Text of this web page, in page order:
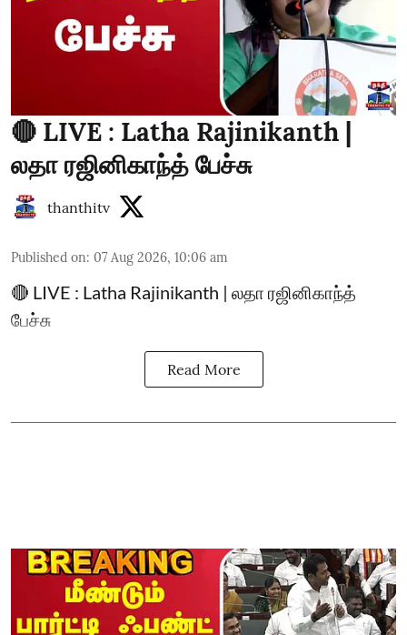
🔴 LIVE : Latha Rajinikanth |
லதா ரஜினிகாந்த் பேச்சு
thanthitv
Published on: 07 Aug 2026, 10:06 am
🔴 LIVE : Latha Rajinikanth | லதா ரஜினிகாந்த்
பேச்சு
Read More